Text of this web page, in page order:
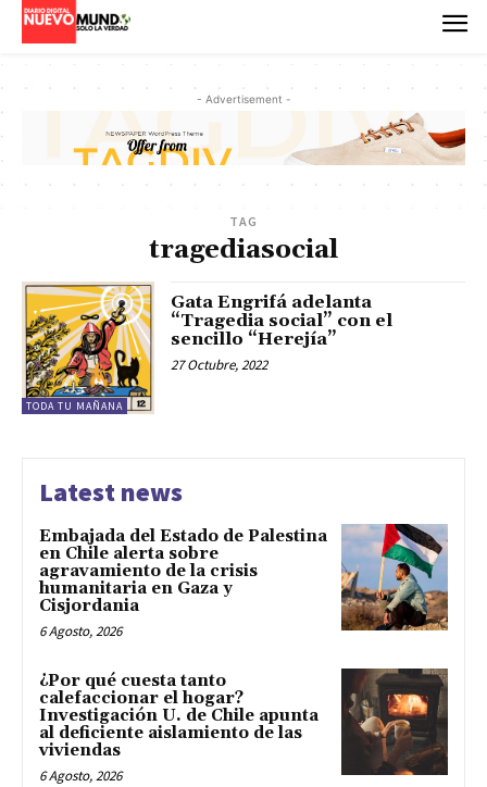
- Advertisement -
TAG
tragediasocial
TODA TU MAÑANA
Gata Engrifá adelanta
“Tragedia social” con el
sencillo “Herejía”
27 Octubre, 2022
Latest news
Embajada del Estado de Palestina
en Chile alerta sobre
agravamiento de la crisis
humanitaria en Gaza y
Cisjordania
6 Agosto, 2026
¿Por qué cuesta tanto
calefaccionar el hogar?
Investigación U. de Chile apunta
al deficiente aislamiento de las
viviendas
6 Agosto, 2026